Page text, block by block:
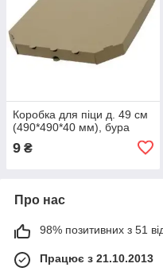
Коробка для піци д. 49 см
(490*490*40 мм), бура
9 ₴
Про нас
98% позитивних з 51
Працює з 21.10.2013